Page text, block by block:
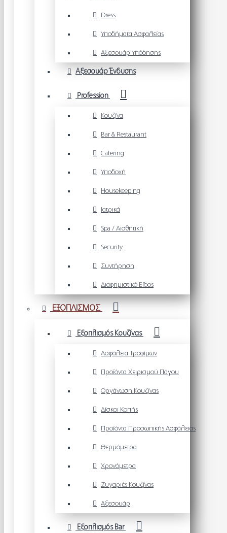
Dress
Υποδήματα Ασφαλείας
Αξεσουάρ Υπόδησης
Αξεσουάρ Ένδυσης
Profession
Κουζίνα
Bar & Restaurant
Catering
Υποδοχή
Housekeeping
Ιατρικά
Spa / Αισθητική
Security
Συντήρηση
Διαφημιστικό Είδος
ΕΞΟΠΛΙΣΜΟΣ
Εξοπλισμός Κουζίνας
Ασφάλεια Τροφίμων
Προϊόντα Χειρισμού Πάγου
Οργάνωση Κουζίνας
Δίσκοι Κοπής
Προϊόντα Προσωπικής Ασφάλειας
Θερμόμετρα
Χρονόμετρα
Ζυγαριές Κουζίνας
Αξεσουάρ
Εξοπλισμός Bar